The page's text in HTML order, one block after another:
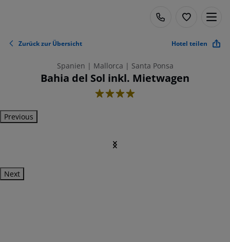
Zurück zur Übersicht Hotel teilen
Spanien | Mallorca | Santa Ponsa
Bahia del Sol inkl. Mietwagen
4
Previous
Next